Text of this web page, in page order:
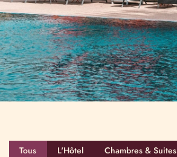
Tous L'Hôtel Chambres & Suites